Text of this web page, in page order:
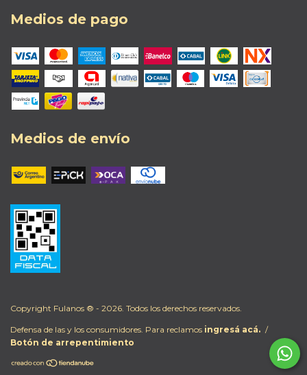
Medios de pago
Medios de envío
Copyright Fulanos ® - 2026. Todos los derechos reservados.
Defensa de las y los consumidores. Para reclamos ingresá acá. /
Botón de arrepentimiento